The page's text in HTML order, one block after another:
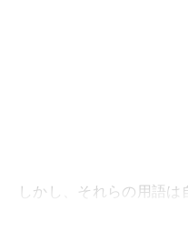
しかし、それらの用語